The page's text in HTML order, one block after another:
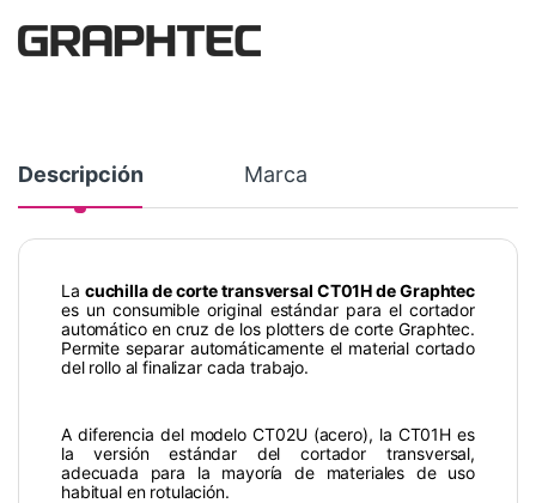
Descripción Marca
La cuchilla de corte transversal CT01H de Graphtec
es un consumible original estándar para el cortador
automático en cruz de los plotters de corte Graphtec.
Permite separar automáticamente el material cortado
del rollo al finalizar cada trabajo.
A diferencia del modelo CT02U (acero), la CT01H es
la versión estándar del cortador transversal,
adecuada para la mayoría de materiales de uso
habitual en rotulación.